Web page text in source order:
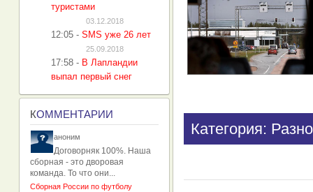
Категория:
туристами
03.12.2018
12:05 - SMS уже 26 лет
25.09.2018
17:58 - В Лапландии
выпал первый снег
КОММЕНТАРИИ
аноним
Договорняк 100%. Наша
сборная - это дворовая
команда. То что они...
Сборная России по футболу